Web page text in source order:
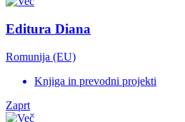
Editura Diana
Romunija (EU)
Knjiga in prevodni projekti
Zaprt